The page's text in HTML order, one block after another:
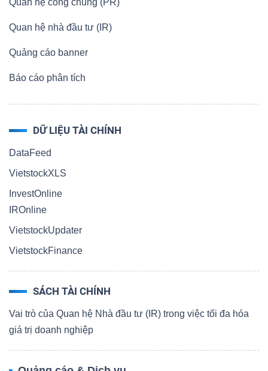
Quan hệ công chúng (PR)
Quan hệ nhà đầu tư (IR)
Quảng cáo banner
Báo cáo phân tích
DỮ LIỆU TÀI CHÍNH
DataFeed
VietstockXLS
InvestOnline
IROnline
VietstockUpdater
VietstockFinance
SÁCH TÀI CHÍNH
Vai trò của Quan hệ Nhà đầu tư (IR) trong việc tối đa hóa
giá trị doanh nghiệp